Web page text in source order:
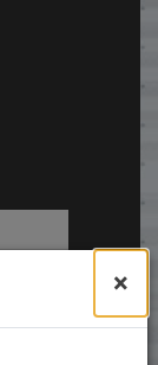
×